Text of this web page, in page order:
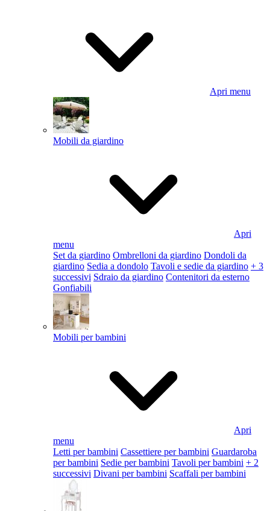
Apri menu
Mobili da giardino
Apri
menu
Set da giardino Ombrelloni da giardino Dondoli da
giardino Sedia a dondolo Tavoli e sedie da giardino + 3
successivi Sdraio da giardino Contenitori da esterno
Gonfiabili
Mobili per bambini
Apri
menu
Letti per bambini Cassettiere per bambini Guardaroba
per bambini Sedie per bambini Tavoli per bambini + 2
successivi Divani per bambini Scaffali per bambini